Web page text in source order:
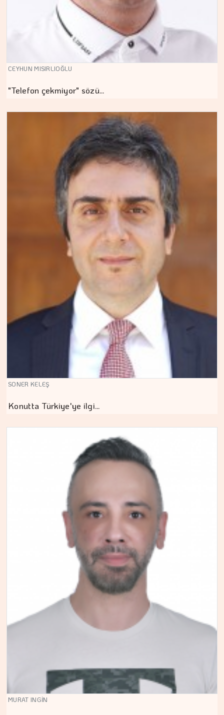
CEYHUN MISIRLIOĞLU
"Telefon çekmiyor" sözü…
SONER KELEŞ
Konutta Türkiye'ye ilgi…
MURAT INGİN